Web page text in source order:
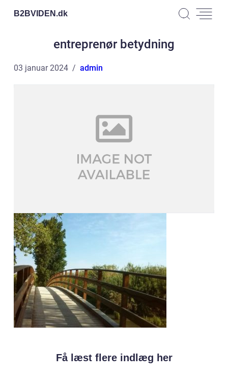
B2BVIDEN.dk
entreprenør betydning
03 januar 2024 admin
Få læst flere indlæg her